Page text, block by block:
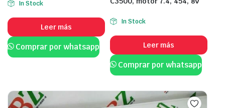
In Stock
Leer más
Comprar por whatsapp
In Stock
Leer más
Comprar por whatsapp